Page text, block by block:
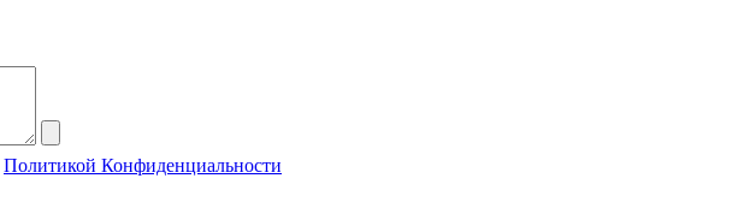
Политикой Конфиденциальности